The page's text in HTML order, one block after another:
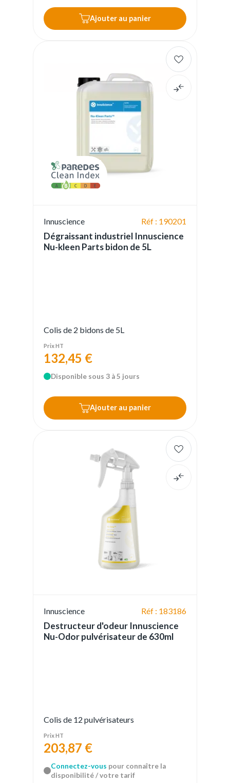
Ajouter au panier
Innuscience Réf : 190201
Dégraissant industriel Innuscience
Nu-kleen Parts bidon de 5L
Colis de 2 bidons de 5L
Prix HT
132,45 €
Disponible sous 3 à 5 jours
Ajouter au panier
Innuscience Réf : 183186
Destructeur d'odeur Innuscience
Nu-Odor pulvérisateur de 630ml
Colis de 12 pulvérisateurs
Prix HT
203,87 €
Connectez-vous pour connaître la
disponibilité / votre tarif